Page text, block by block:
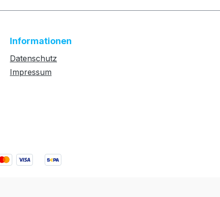
Informationen
Datenschutz
Impressum